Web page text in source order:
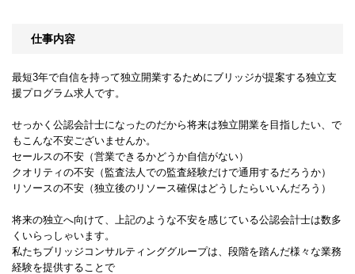
仕事内容
最短3年で自信を持って独立開業するためにブリッジが提案する独立支
援プログラム求人です。
せっかく公認会計士になったのだから将来は独立開業を目指したい、で
もこんな不安ございませんか。
セールスの不安（営業できるかどうか自信がない）
クオリティの不安（監査法人での監査経験だけで通用するだろうか）
リソースの不安（独立後のリソース確保はどうしたらいいんだろう）
将来の独立へ向けて、上記のような不安を感じている公認会計士は数多
くいらっしゃいます。
私たちブリッジコンサルティンググループは、段階を踏んだ様々な業務
経験を提供することで